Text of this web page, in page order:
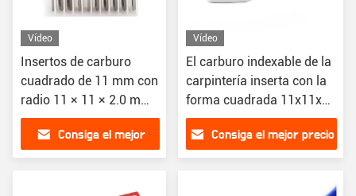
Vídeo
Insertos de carburo
cuadrado de 11 mm con
radio 11 × 11 × 2.0 mm-
R50-30 ° para la
carpinteríaConsiga el mejor
Vídeo
El carburo indexable de la
carpintería inserta con la
forma cuadrada 11x11x2-
30°R50 del radio
Consiga el mejor precio